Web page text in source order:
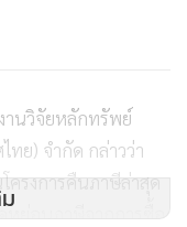
นวิจัยหลักทรัพย์
ย) จำกัด กล่าวว่า
ครงการคืนภาษีล่าสุด
หย่อนภาษีจากการซื้อ